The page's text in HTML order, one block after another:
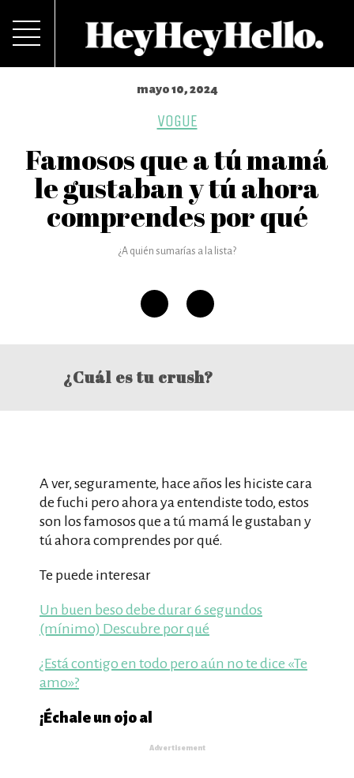
mayo 10, 2024
VOGUE
Famosos que a tú mamá
le gustaban y tú ahora
comprendes por qué
¿A quién sumarías a la lista?
¿Cuál es tu crush?
A ver, seguramente, hace años les hiciste cara
de fuchi pero ahora ya entendiste todo, estos
son los famosos que a tú mamá le gustaban y
tú ahora comprendes por qué.
Te puede interesar
Un buen beso debe durar 6 segundos
(mínimo) Descubre por qué
¿Está contigo en todo pero aún no te dice «Te
amo»?
¡Échale un ojo al
Advertisement